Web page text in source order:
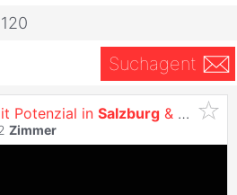
Suchagent
Potenzial in Salzburg &
Zimmer